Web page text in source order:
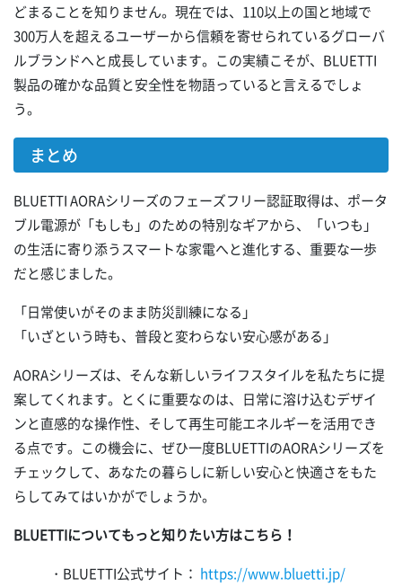
どまることを知りません。現在では、110以上の国と地域で
300万人を超えるユーザーから信頼を寄せられているグローバ
ルブランドへと成長しています。この実績こそが、BLUETTI
製品の確かな品質と安全性を物語っていると言えるでしょ
う。
まとめ
BLUETTI AORAシリーズのフェーズフリー認証取得は、ポータ
ブル電源が「もしも」のための特別なギアから、「いつも」
の生活に寄り添うスマートな家電へと進化する、重要な一歩
だと感じました。
「日常使いがそのまま防災訓練になる」
「いざという時も、普段と変わらない安心感がある」
AORAシリーズは、そんな新しいライフスタイルを私たちに提
案してくれます。とくに重要なのは、日常に溶け込むデザイ
ンと直感的な操作性、そして再生可能エネルギーを活用でき
る点です。この機会に、ぜひ一度BLUETTIのAORAシリーズを
チェックして、あなたの暮らしに新しい安心と快適さをもた
らしてみてはいかがでしょうか。
BLUETTIについてもっと知りたい方はこちら！
・BLUETTI公式サイト： https://www.bluetti.jp/